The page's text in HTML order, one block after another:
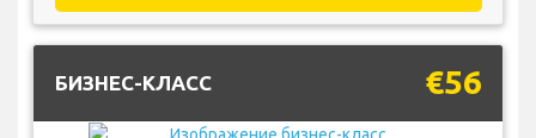
БИЗНЕС-КЛАСС €56